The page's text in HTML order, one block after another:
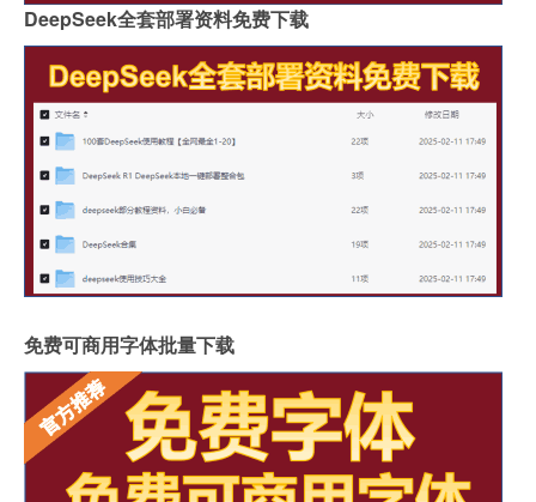
DeepSeek全套部署资料免费下载
免费可商用字体批量下载